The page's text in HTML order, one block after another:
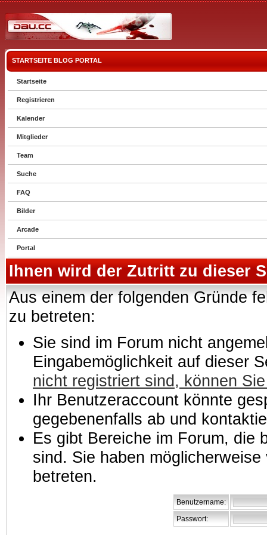
STARTSEITE BLOG PORTAL
Startseite
Registrieren
Kalender
Mitglieder
Team
Suche
FAQ
Bilder
Arcade
Portal
Ihnen wird der Zutritt zu dieser
Aus einem der folgenden Gründe
zu betreten:
Sie sind im Forum nicht
Eingabemöglichkeit auf dieser
nicht registriert sind, können
Ihr Benutzeraccount könnte
gegebenenfalls ab und
Es gibt Bereiche im Forum, die
sind. Sie haben
betreten.
Benutzername:
Passwort: